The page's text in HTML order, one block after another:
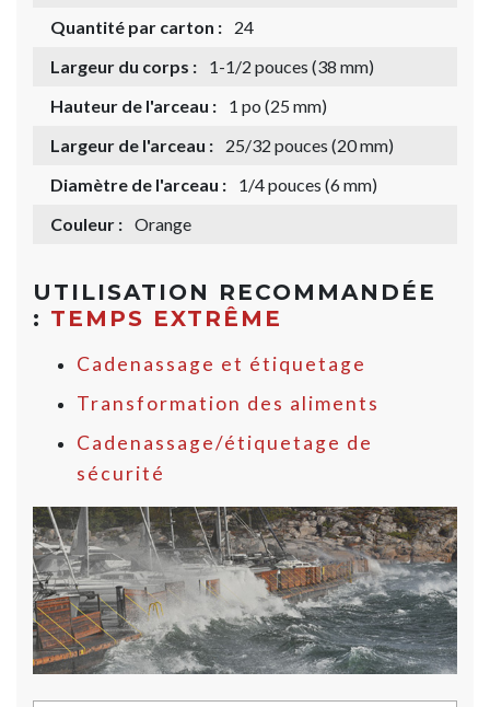
Quantité par carton :
24
Largeur du corps :
1-1/2 pouces (38 mm)
Hauteur de l'arceau :
1 po (25 mm)
Largeur de l'arceau :
25/32 pouces (20 mm)
Diamètre de l'arceau :
1/4 pouces (6 mm)
Couleur : Orange
UTILISATION RECOMMANDÉE
: TEMPS EXTRÊME
Cadenassage et étiquetage
Transformation des aliments
Cadenassage/étiquetage de
sécurité